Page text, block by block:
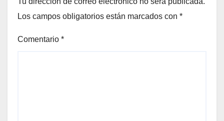
Los campos obligatorios están marcados con *
Comentario *